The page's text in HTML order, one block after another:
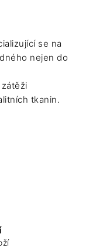
se na
nejen do
tkanin.